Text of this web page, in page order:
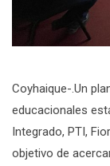
Coyhaique-.Un
educacionales
Integrado, PTI,
objetivo de